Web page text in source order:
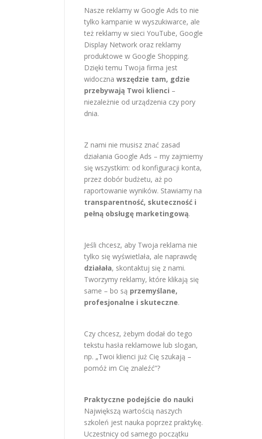
Nasze reklamy w Google Ads to nie
tylko kampanie w wyszukiwarce, ale
też reklamy w sieci YouTube, Google
Display Network oraz reklamy
produktowe w Google Shopping.
Dzięki temu Twoja firma jest
widoczna wszędzie tam, gdzie
przebywają Twoi klienci –
niezależnie od urządzenia czy pory
dnia.
Z nami nie musisz znać zasad
działania Google Ads – my zajmiemy
się wszystkim: od konfiguracji konta,
przez dobór budżetu, aż po
raportowanie wyników. Stawiamy na
transparentność, skuteczność i
pełną obsługę marketingową.
Jeśli chcesz, aby Twoja reklama nie
tylko się wyświetlała, ale naprawdę
działała, skontaktuj się z nami.
Tworzymy reklamy, które klikają się
same – bo są przemyślane,
profesjonalne i skuteczne.
Czy chcesz, żebym dodał do tego
tekstu hasła reklamowe lub slogan,
np. „Twoi klienci już Cię szukają –
pomóż im Cię znaleźć”?
Praktyczne podejście do nauki
Największą wartością naszych
szkoleń jest nauka poprzez praktykę.
Uczestnicy od samego początku